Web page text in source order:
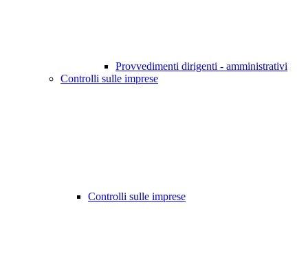
Provvedimenti dirigenti - amministrativi
Controlli sulle imprese
Controlli sulle imprese